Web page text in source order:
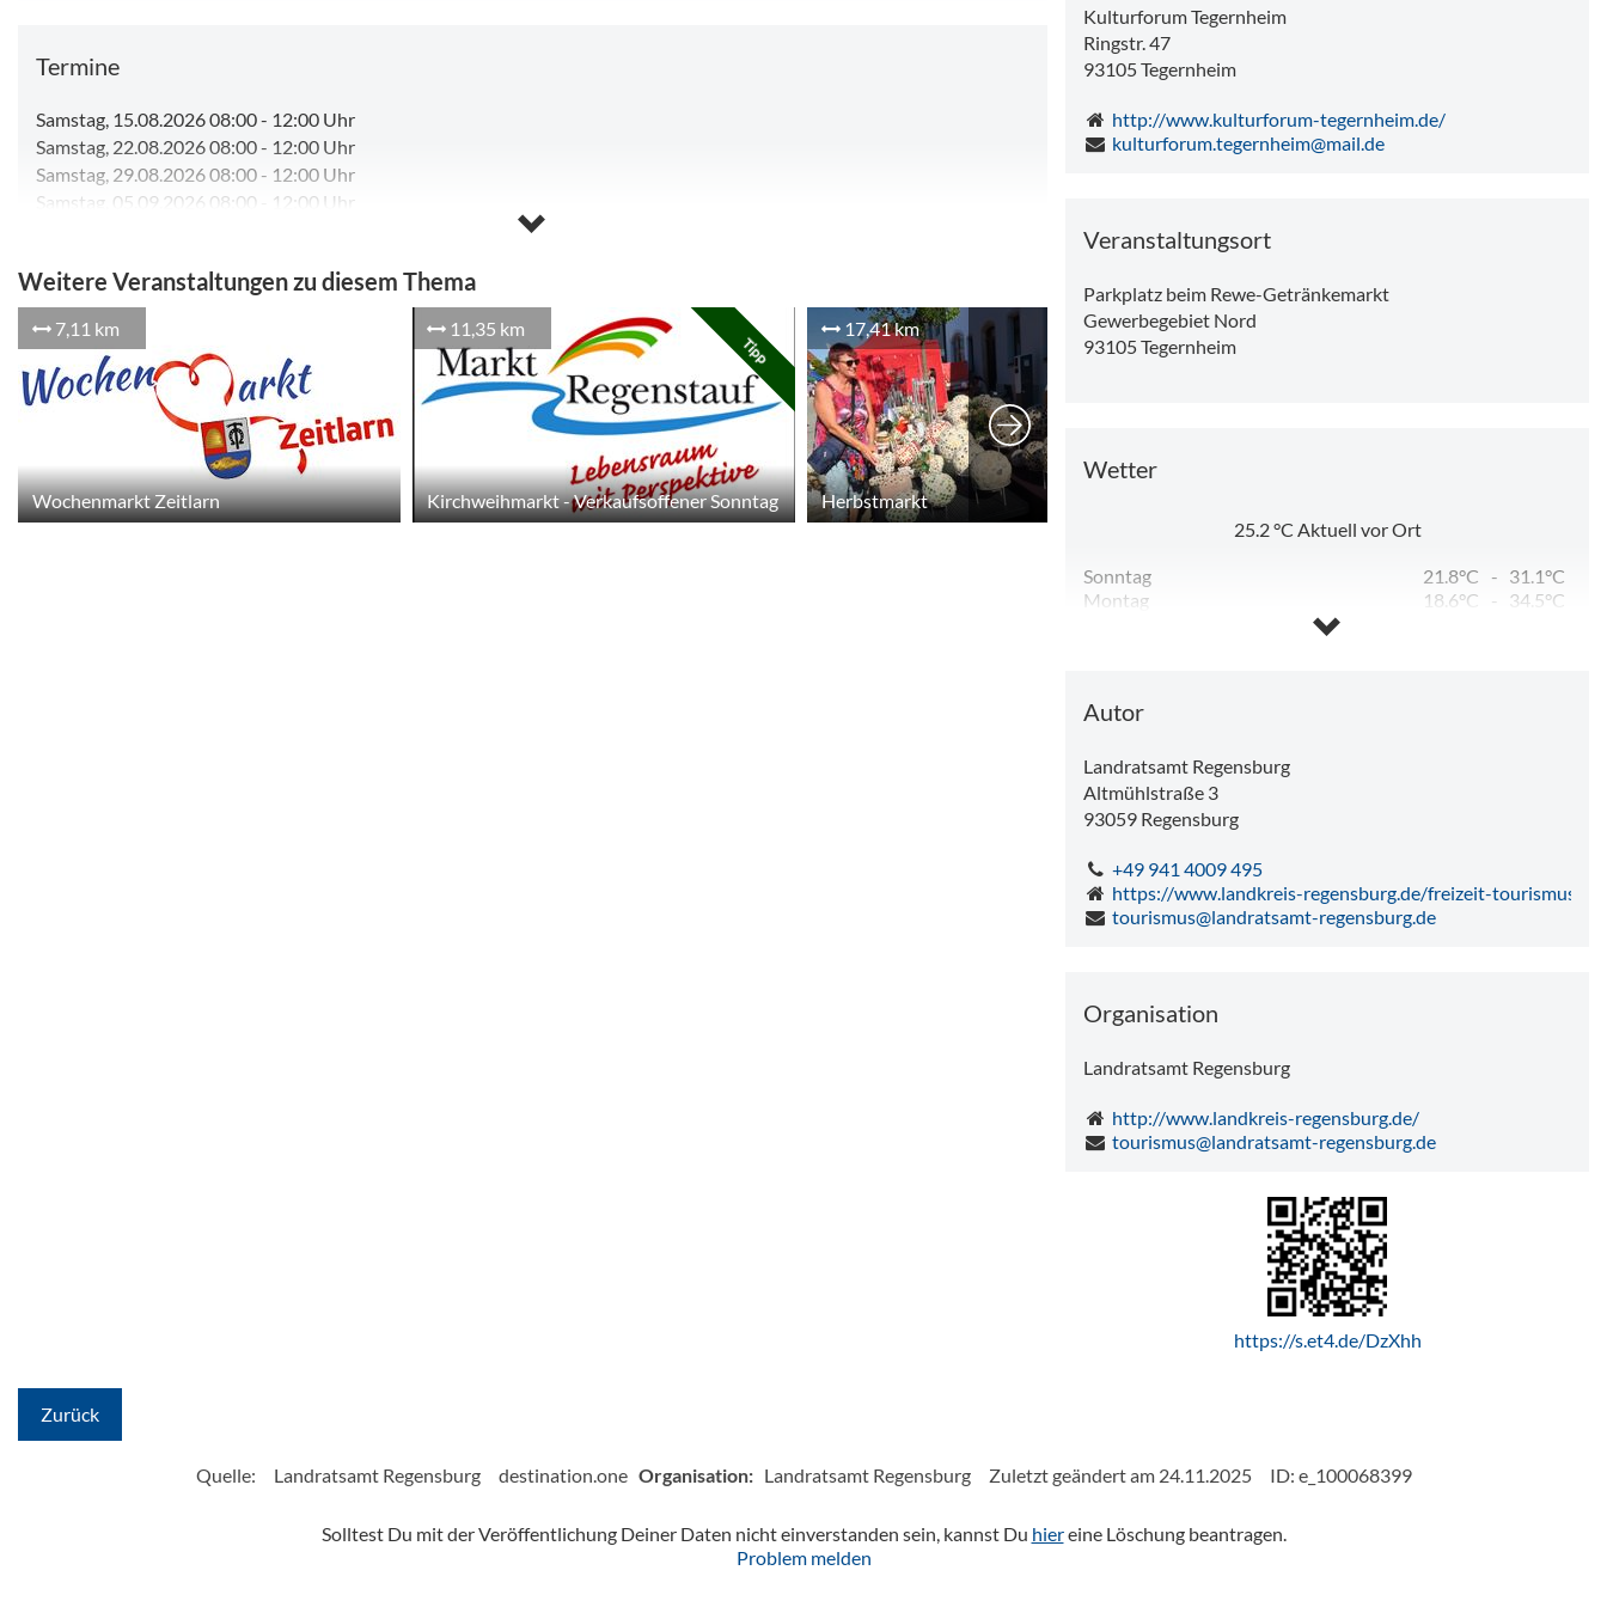
Termine
Samstag, 15.08.2026 08:00- 12:00 Uhr
Samstag, 22.08.2026 08:00- 12:00 Uhr
Samstag, 29.08.2026 08:00 - 12:00 Uhr
Samstag, 05.09.2026 08:00
12:00 Uhr
Samstag, 26.09.2026 08:00-12:00 Uhr
Samstag, 03.10.2026 08:00
Samstag, 10.10.2026 08:00
Samstag, 17.10.2026 08:00
12:00 Uhr
Kalender anzeigen
Weitere Veranstaltungen zu diesem Thema
7,11 km
Wochenmarkt Zeitlarn
11,35 km
Tipp
Kirchweihmarkt - Verkaufsoffener Sonntag
17,41 km
Tipp
Herbstmarkt
20,96 km
Kulturforum Tegernheim
Ringstr. 47
93105Tegernheim
http://www.kulturforum-tegernheim.de/
kulturforum.tegernheim@mail.de
Veranstaltungsort
Parkplatz beim Rewe-Getränkemarkt
Gewerbegebiet Nord
93105Tegernheim
Wetter
25.2°C Aktuell vor Ort
Sonntag 21.8°C - 31.1°C
Montag
18.6°C -
34.5°C
Autor
Landratsamt Regensburg
Altmühlstraße 3
93059 Regensburg
+49 941 4009 495
https://www.landkreis-regensburg.de/freizeit-tourismus/
tourismus@landratsamt-regensburg.de
Organisation
Landratsamt Regensburg
http://www.landkreis-regensburg.de/
tourismus@landratsamt-regensburg.de
https://s.et4.de/DzXhh
Zurück
Quelle: Landratsamt Regensburg destination.one Organisation: Landratsamt Regensburg Zuletzt geändert am 24.11.2025 ID: e_100068399
Solltest Du mit der Veröffentlichung Deiner Daten nicht einverstanden sein, kannst Du hiereine Löschung beantragen.
Problem melden